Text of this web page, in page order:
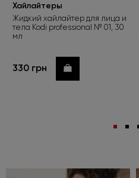
Хайлайтеры
Жидкий хайлайтер для лица и
тела Kodi professional № 01, 30
мл
330 грн Купить